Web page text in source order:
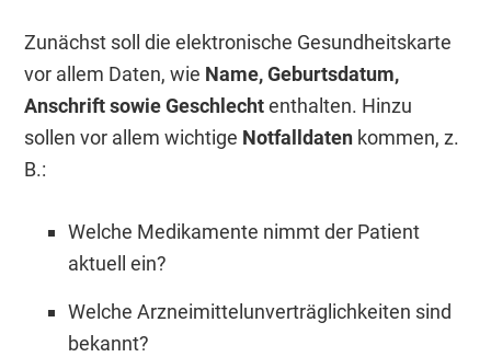
Zunächst soll die elektronische Gesundheitskarte
vor allem Daten, wie Name, Geburtsdatum,
Anschrift sowie Geschlechtenthalten. Hinzu
sollen vor allem wichtige Notfalldaten kommen, z.
B.:
Welche Medikamente nimmt der Patient
aktuell ein?
Welche Arzneimittelunverträglichkeiten sind
bekannt?